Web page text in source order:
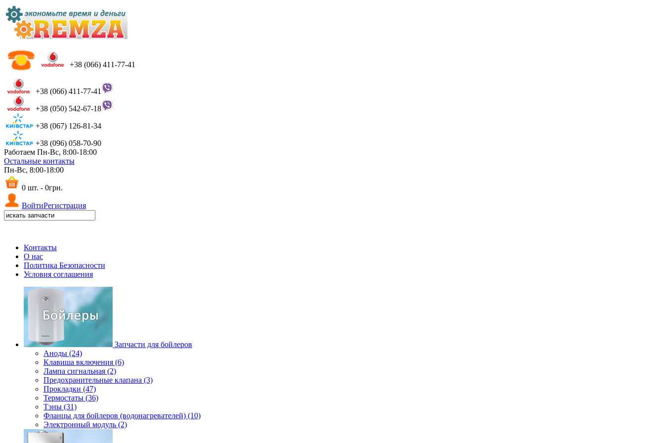
+38 (066) 411-77-41
+38 (066) 411-77-41
+38 (050) 542-67-18
+38 (067) 126-81-34
+38 (096) 058-70-90
Работаем Пн-Вс, 8:00-18:00
Остальные контакты
Пн-Вс, 8:00-18:00
0 шт. - 0грн.
ВойтиРегистрация
Контакты
О нас
Политика Безопасности
Условия соглашения
Запчасти для бойлеров
Аноды (24)
Клавиша включения (6)
Лампа сигнальная (2)
Предохранительные клапана (3)
Прокладки (47)
Термостаты (36)
Тэны (31)
Фланцы для бойлеров (водонагревателей) (10)
Электронный модуль (2)